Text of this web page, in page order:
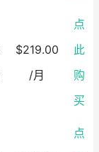
$219.00
/月
点
此
购
买
点